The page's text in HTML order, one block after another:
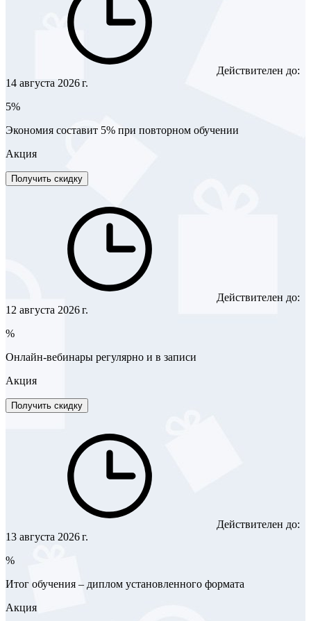
Действителен до:
14 августа 2026 г.
5%
Экономия составит 5% при повторном обучении
Акция
Получить скидку
Действителен до:
12 августа 2026 г.
%
Онлайн-вебинары регулярно и в записи
Акция
Получить скидку
Действителен до:
13 августа 2026 г.
%
Итог обучения – диплом установленного формата
Акция